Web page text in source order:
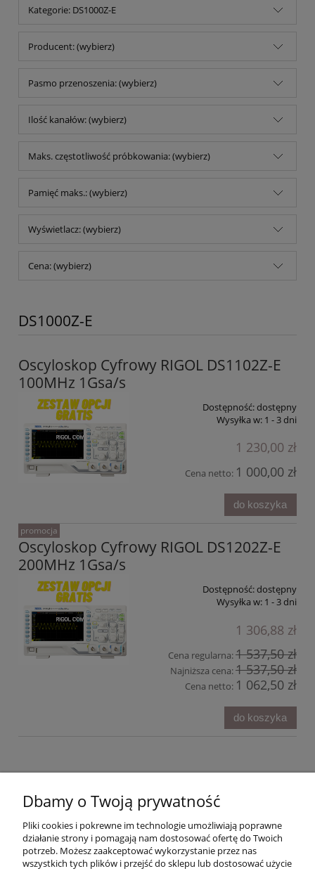
Kategorie: DS1000Z-E
Producent: (wybierz)
Pasmo przenoszenia: (wybierz)
Ilość kanałów: (wybierz)
Maks. częstotliwość próbkowania: (wybierz)
Pamięć maks.: (wybierz)
Wyświetlacz: (wybierz)
Cena: (wybierz)
DS1000Z-E
Oscyloskop Cyfrowy RIGOL DS1102Z-E
100MHz 1Gsa/s
Dostępność:dostępny
Wysyłka w: 1 - 3 dni
1 230,00 zł
Cena netto: 1 000,00 zł
do koszyka
Oscyloskop Cyfrowy RIGOL DS1202Z-E
200MHz 1Gsa/s
Dostępność:dostępny
Wysyłka w: 1 - 3 dni
1 306,88 zł
Cena regularna:1 537,50 zł
Najniższa cena:1 537,50 zł
Cena netto: 1 062,50 zł
do koszyka
promocja
Dbamy o Twoją prywatność
Pliki cookies i pokrewne im technologie umożliwiają poprawne
działanie strony i pomagają nam dostosować ofertę do Twoich
potrzeb. Możesz zaakceptować wykorzystanie przez nas
wszystkich tych plików i przejść do sklepu lub dostosować użycie